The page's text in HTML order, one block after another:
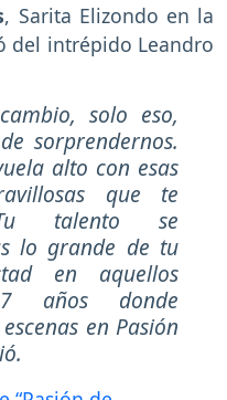
, Sarita Elizondo en la
del intrépido Leandro
solo eso,
sorprendernos.
alto con esas
que te
Tu talento se
lo grande de tu
en aquellos
años donde
en Pasión